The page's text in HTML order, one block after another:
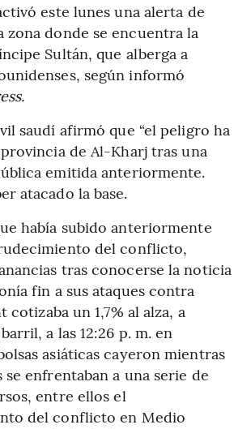
este lunes una alerta de
zona donde se encuentra la
Sultán, que alberga a
según informó
saudí afirmó que “el peligro ha
provincia de Al-Kharj tras una
emitida anteriormente.
atacado la base.
había subido anteriormente
del conflicto,
tras conocerse la noticia
fin a sus ataques contra
cotizaba un 1,7% al alza, a
a las 12:26 p. m. en
asiáticas cayeron mientras
enfrentaban a una serie de
entre ellos el
del conflicto en Medio